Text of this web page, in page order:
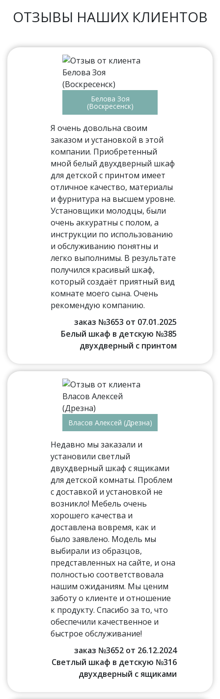
ОТЗЫВЫ НАШИХ КЛИЕНТОВ
Белова Зоя
(Воскресенск)
Я очень довольна своим
заказом и установкой в этой
компании. Приобретенный
мной белый двухдверный шкаф
для детской с принтом имеет
отличное качество, материалы
и фурнитура на высшем уровне.
Установщики молодцы, были
очень аккуратны с полом, а
инструкции по использованию
и обслуживанию понятны и
легко выполнимы. В результате
получился красивый шкаф,
который создаёт приятный вид
комнате моего сына. Очень
рекомендую компанию.
заказ №3653 от 07.01.2025
Белый шкаф в детскую №385
двухдверный с принтом
Власов Алексей (Дрезна)
Недавно мы заказали и
установили светлый
двухдверный шкаф с ящиками
для детской комнаты. Проблем
с доставкой и установкой не
возникло! Мебель очень
хорошего качества и
доставлена вовремя, как и
было заявлено. Модель мы
выбирали из образцов,
представленных на сайте, и она
полностью соответствовала
нашим ожиданиям. Мы ценим
заботу о клиенте и отношение
к продукту. Спасибо за то, что
обеспечили качественное и
быстрое обслуживание!
заказ №3652 от 26.12.2024
Светлый шкаф в детскую №316
двухдверный с ящиками